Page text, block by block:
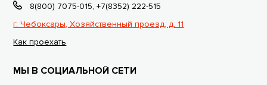
8(800) 7075-015,+7(8352) 222-515
г. Чебоксары, Хозяйственный проезд, д. 11
Как проехать
МЫ В СОЦИАЛЬНОЙ СЕТИ